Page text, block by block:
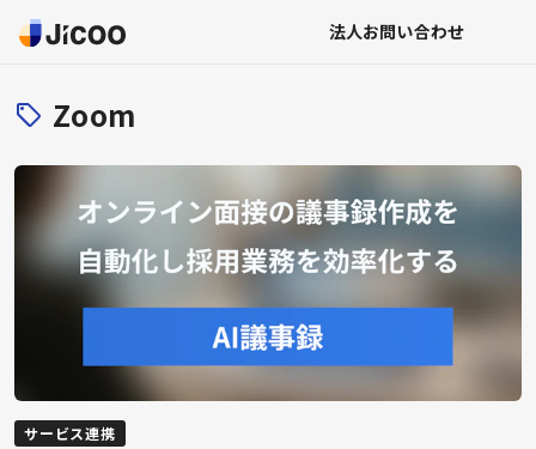
法人お問い合わせ
Zoom
サービス連携